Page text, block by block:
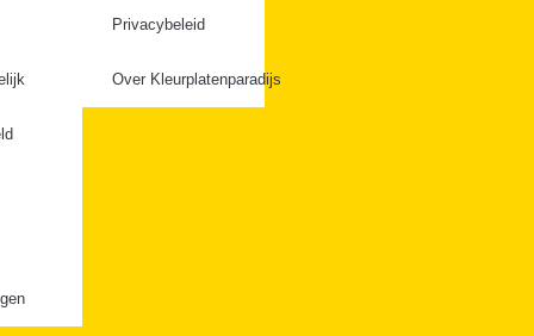
Privacybeleid
Over Kleurplatenparadijs